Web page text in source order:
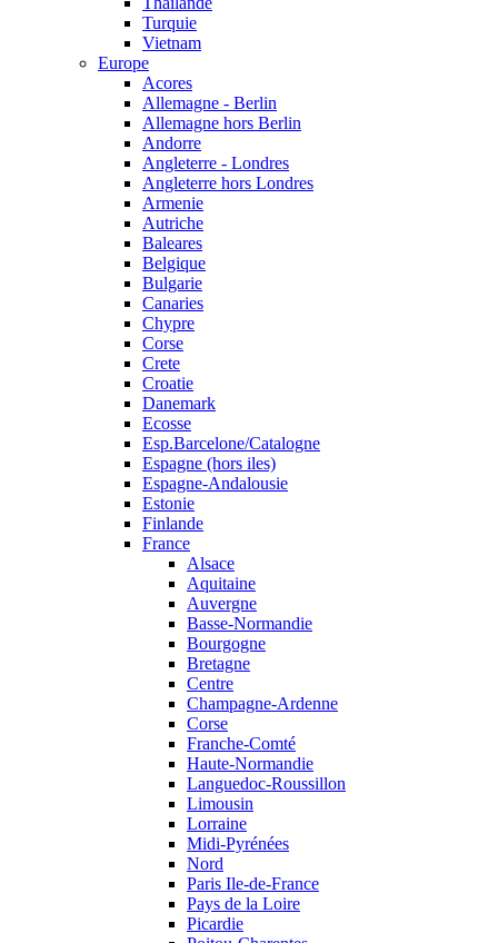
Turquie
Vietnam
Europe
Acores
Allemagne - Berlin
Allemagne hors Berlin
Andorre
Angleterre - Londres
Angleterre hors Londres
Armenie
Autriche
Baleares
Belgique
Bulgarie
Canaries
Chypre
Corse
Crete
Croatie
Danemark
Ecosse
Esp.Barcelone/Catalogne
Espagne (hors iles)
Espagne-Andalousie
Estonie
Finlande
France
Alsace
Aquitaine
Auvergne
Basse-Normandie
Bourgogne
Bretagne
Centre
Champagne-Ardenne
Corse
Franche-Comté
Haute-Normandie
Languedoc-Roussillon
Limousin
Lorraine
Midi-Pyrénées
Nord
Paris Ile-de-France
Pays de la Loire
Picardie